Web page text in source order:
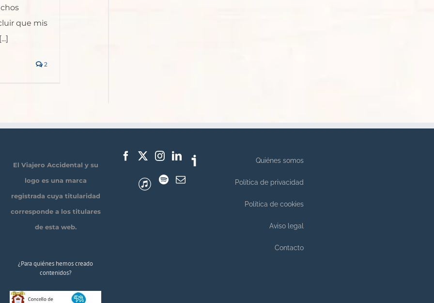
que mis
2
El Viajero Accidental y su
logo es una marca
registrada cuya titularidad
corresponde a los titulares
de esta web.
¿Para quiénes hemos creado
contenidos?
Quiénes somos
Política de privacidad
Política de cookies
Aviso legal
Contacto